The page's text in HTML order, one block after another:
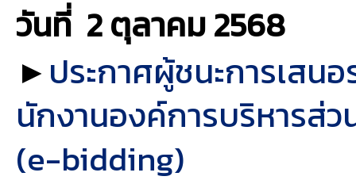
วันที่ 2 ตุลาคม2568
►ประกาศผู้ชนะการเสน
นักงานองค์การบริหารส่
(e-bidding)